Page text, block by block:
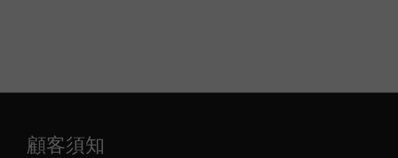
顧客須知